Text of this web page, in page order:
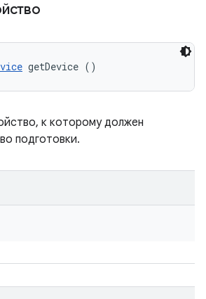
getDevice ()
к которому должен
подготовки.